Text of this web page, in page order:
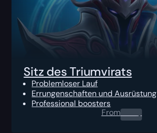
Sitz des Triumvirats
Problemloser Lauf
Errungenschaften und Ausrüstung
Professional boosters
From0.00$